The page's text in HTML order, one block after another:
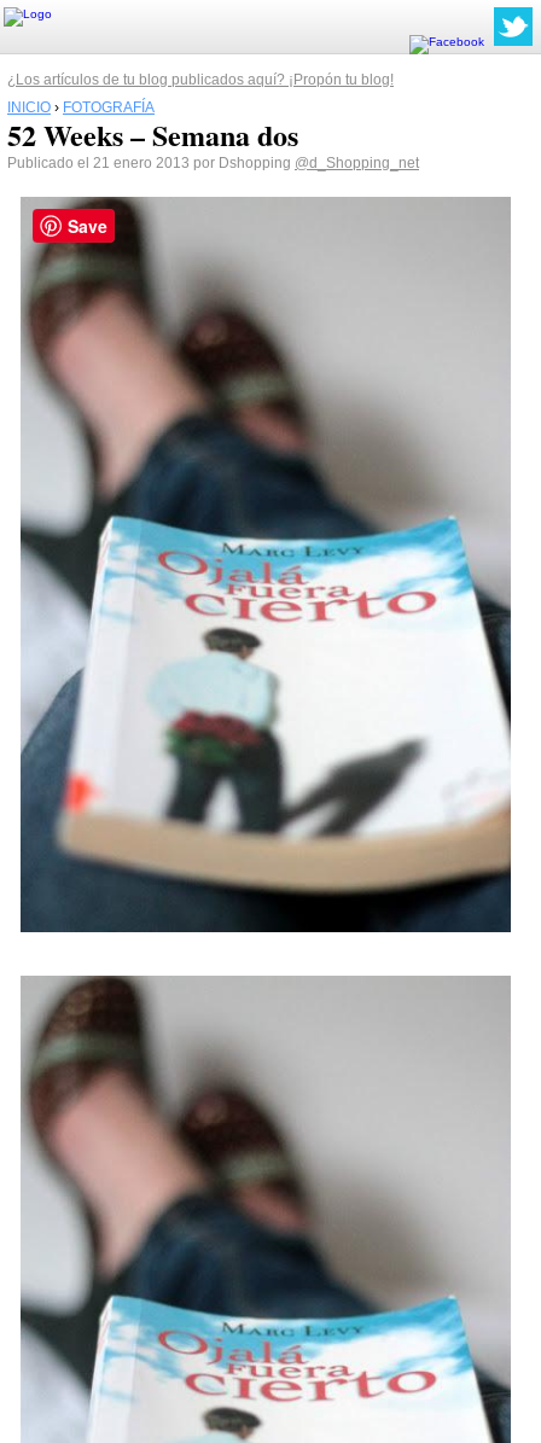
¿Los artículos de tu blog publicados aquí? ¡Propón tu blog!
INICIO › FOTOGRAFÍA
52 Weeks – Semana dos
Publicado el 21 enero 2013 por Dshopping @d_Shopping_net
Save